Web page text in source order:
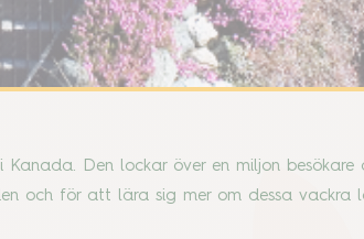
Den lockar över en miljon besökare
och för att lära sig mer om dessa vackra